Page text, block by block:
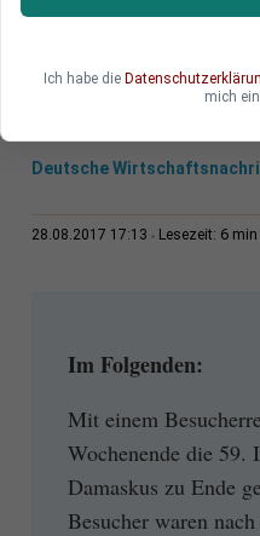
Deutsche
28.08.2017 17:13 Lesezeit: 6 min
Im Folgenden:
Mit einem
Wochenende die 59.
Damaskus zu Ende
Besucher waren
Ich habe die
mich